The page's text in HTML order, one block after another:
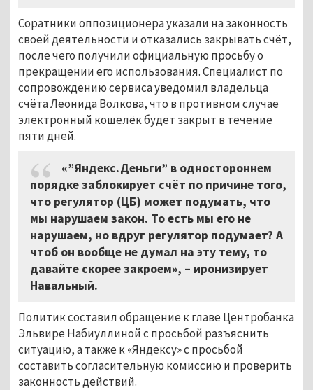
Соратники оппозиционера указали на законность
своей деятельности и отказались закрывать счёт,
после чего получили официальную просьбу о
прекращении его использования. Специалист по
сопровождению сервиса уведомил владельца
счёта Леонида Волкова, что в противном случае
электронный кошелёк будет закрыт в течение
пяти дней.
«”Яндекс.Деньги” в одностороннем
порядке заблокирует счёт по причине того,
что регулятор (ЦБ) может подумать, что
мы нарушаем закон. То есть мы его не
нарушаем, но вдруг регулятор подумает? А
чтоб он вообще не думал на эту тему, то
давайте скорее закроем», – иронизирует
Навальный.
Политик составил обращение к главе Центробанка
Эльвире Набиуллиной с просьбой разъяснить
ситуацию, а также к «Яндексу» с просьбой
составить согласительную комиссию и проверить
законность действий.